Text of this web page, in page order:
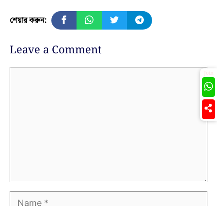
শেয়ার করুন:
Leave a Comment
Name